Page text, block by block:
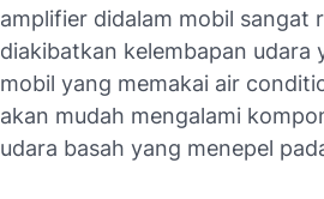
amplifier didalam mobil sangat
diakibatkan kelembapan udara
mobil yang memakai air
akan mudah mengalami
udara basah yang menepel